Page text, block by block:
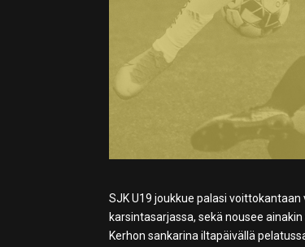
SJK U19 joukkue palasi
karsintasarjassa, sekä nousee
Kerhon sankarina iltapäivällä